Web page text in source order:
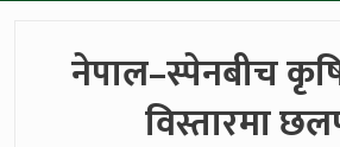
नेपाल–स्पेनबीच
विस्तारमा